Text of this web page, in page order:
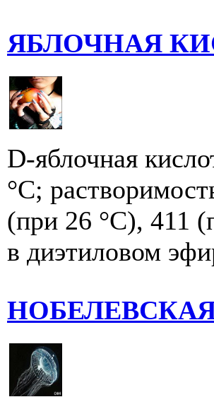
ЯБЛОЧНАЯ
D-яблочная
°С;
(при 26 °С), 411
в диэтиловом
НОБЕЛЕВСКАЯ